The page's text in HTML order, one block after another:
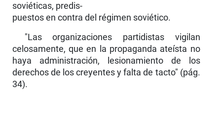
soviéticas, predis-
puestos en contra del régimen soviético.
"Las organizaciones partidistas vigilan
celosa­mente, que en la propaganda ateísta no
haya administración, lesionamiento de los
derechos de los creyentes y falta de tacto" (pág.
34).